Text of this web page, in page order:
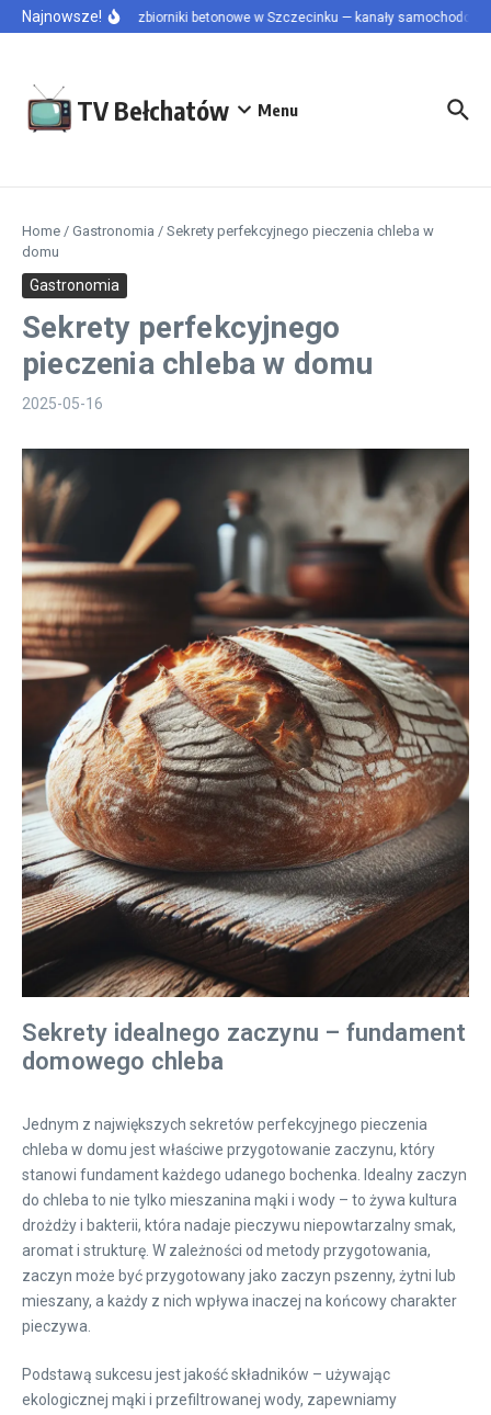
Przejdź do treści
Najnowsze!Szamba i zbiorniki betonowe w Szczecinku — kanały samochodowe i
TV Bełchatów Menu
Home / Gastronomia / Sekrety perfekcyjnego pieczenia chleba w
domu
Gastronomia
Sekrety perfekcyjnego
pieczenia chleba w domu
2025-05-16
Sekrety idealnego zaczynu – fundament
domowego chleba
Jednym z największych sekretów perfekcyjnego pieczenia
chleba w domu jest właściwe przygotowanie zaczynu, który
stanowi fundament każdego udanego bochenka. Idealny zaczyn
do chleba to nie tylko mieszanina mąki i wody – to żywa kultura
drożdży i bakterii, która nadaje pieczywu niepowtarzalny smak,
aromat i strukturę. W zależności od metody przygotowania,
zaczyn może być przygotowany jako zaczyn pszenny, żytni lub
mieszany, a każdy z nich wpływa inaczej na końcowy charakter
pieczywa.
Podstawą sukcesu jest jakość składników – używając
ekologicznej mąki i przefiltrowanej wody, zapewniamy